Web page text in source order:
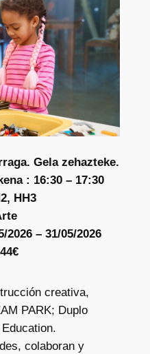
Gela zehazteke.
: 16:30 – 17:30
HH3
2026 – 31/05/2026
creativa,
PARK; Duplo
colaboran y